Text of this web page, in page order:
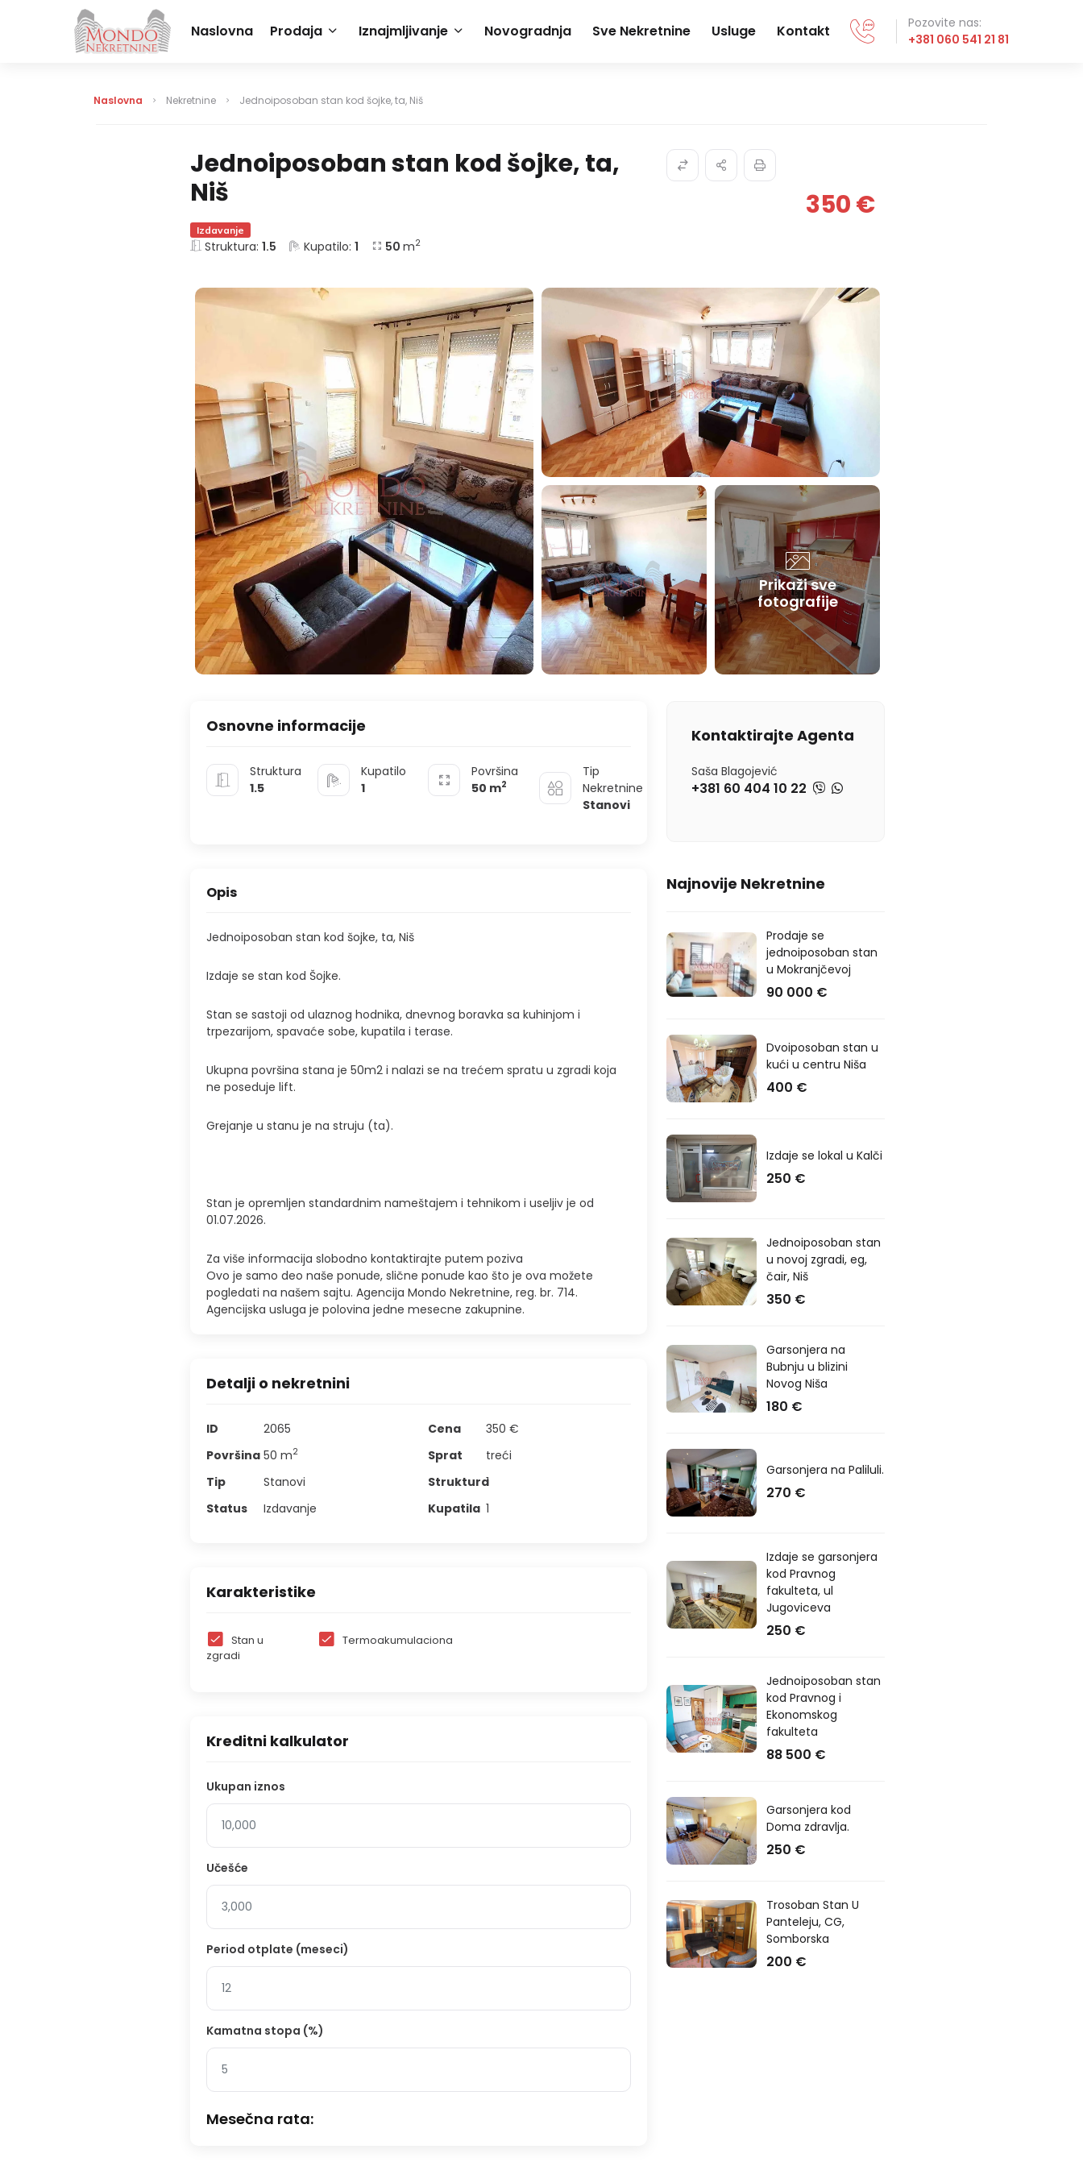
Naslovna Prodaja Iznajmljivanje Novogradnja Sve Nekretnine Usluge Kontakt
Pozovite nas:
+381 060 541 21 81
Naslovna Nekretnine Jednoiposoban stan kod šojke, ta, Niš
Jednoiposoban stan kod šojke, ta,
Niš
Izdavanje
Struktura: 1.5 Kupatilo: 1 50 m2
350 €
Prikaži sve
fotografije
Osnovne informacije
Struktura
1.5
Kupatilo
1
Površina
50 m2
Tip
Nekretnine
Stanovi
Opis
Jednoiposoban stan kod šojke, ta, Niš
Izdaje se stan kod Šojke.
Stan se sastoji od ulaznog hodnika, dnevnog boravka sa kuhinjom i
trpezarijom, spavaće sobe, kupatila i terase.
Ukupna površina stana je 50m2 i nalazi se na trećem spratu u zgradi koja
ne poseduje lift.
Grejanje u stanu je na struju (ta).
Stan je opremljen standardnim nameštajem i tehnikom i useljiv je od
01.07.2026.
Za više informacija slobodno kontaktirajte putem poziva
Ovo je samo deo naše ponude, slične ponude kao što je ova možete
pogledati na našem sajtu. Agencija Mondo Nekretnine, reg. br. 714.
Agencijska usluga je polovina jedne mesecne zakupnine.
Detalji o nekretnini
ID 2065 Cena
350 €
Površina 50m2 Sprat
treći
Tip
Stanovi Struktura
1
Status
Izdavanje Kupatila 1
Karakteristike
Stan u
zgradi
Termoakumulaciona
Kreditni kalkulator
Ukupan iznos
Učešće
Period otplate (meseci)
Kamatna stopa (%)
Mesečna rata:
Kontaktirajte Agenta
Saša Blagojević
+381 60 404 10 22
Najnovije Nekretnine
Prodaje se
jednoiposoban stan
u Mokranjčevoj
90 000 €
Dvoiposoban stan u
kući u centru Niša
400 €
Izdaje se lokal u Kalči
250 €
Jednoiposoban stan
u novoj zgradi, eg,
čair, Niš
350 €
Garsonjera na
Bubnju u blizini
Novog Niša
180 €
Garsonjera na Paliluli.
270 €
Izdaje se garsonjera
kod Pravnog
fakulteta, ul
Jugoviceva
250 €
Jednoiposoban stan
kod Pravnog i
Ekonomskog
fakulteta
88 500 €
Garsonjera kod
Doma zdravlja.
250 €
Trosoban Stan U
Panteleju, CG,
Somborska
200 €